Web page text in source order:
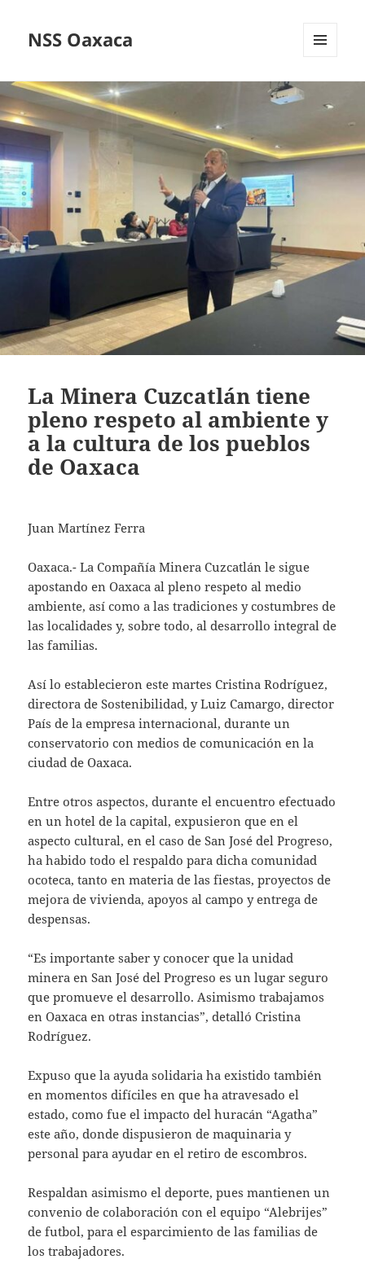
NSS Oaxaca
La Minera Cuzcatlán tiene
pleno respeto al ambiente y
a la cultura de los pueblos
de Oaxaca
Juan Martínez Ferra
Oaxaca.- La Compañía Minera Cuzcatlán le sigue
apostando en Oaxaca al pleno respeto al medio
ambiente, así como a las tradiciones y costumbres de
las localidades y, sobre todo, al desarrollo integral de
las familias.
Así lo establecieron este martes Cristina Rodríguez,
directora de Sostenibilidad, y Luiz Camargo, director
País de la empresa internacional, durante un
conservatorio con medios de comunicación en la
ciudad de Oaxaca.
Entre otros aspectos, durante el encuentro efectuado
en un hotel de la capital, expusieron que en el
aspecto cultural, en el caso de San José del Progreso,
ha habido todo el respaldo para dicha comunidad
ocoteca, tanto en materia de las fiestas, proyectos de
mejora de vivienda, apoyos al campo y entrega de
despensas.
“Es importante saber y conocer que la unidad
minera en San José del Progreso es un lugar seguro
que promueve el desarrollo. Asimismo trabajamos
en Oaxaca en otras instancias”, detalló Cristina
Rodríguez.
Expuso que la ayuda solidaria ha existido también
en momentos difíciles en que ha atravesado el
estado, como fue el impacto del huracán “Agatha”
este año, donde dispusieron de maquinaria y
personal para ayudar en el retiro de escombros.
Respaldan asimismo el deporte, pues mantienen un
convenio de colaboración con el equipo “Alebrijes”
de futbol, para el esparcimiento de las familias de
los trabajadores.